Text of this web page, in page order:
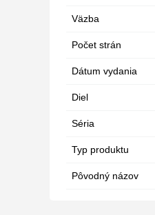
Väzba
Počet strán
Dátum vydania
Diel
Séria
Typ produktu
Pôvodný názov